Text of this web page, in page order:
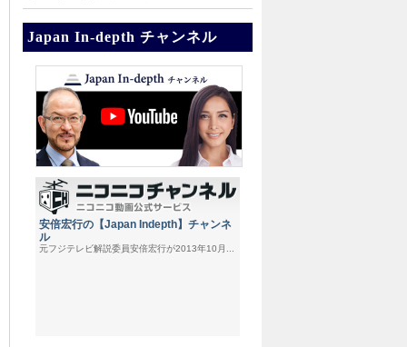
Japan In-depth チャンネル